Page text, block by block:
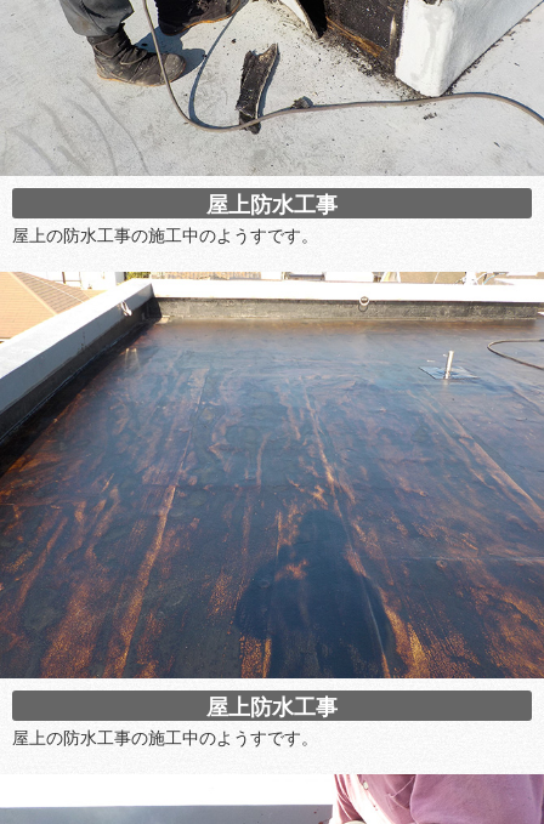
屋上防水工事
屋上の防水工事の施工中のようすです。
屋上防水工事
屋上の防水工事の施工中のようすです。